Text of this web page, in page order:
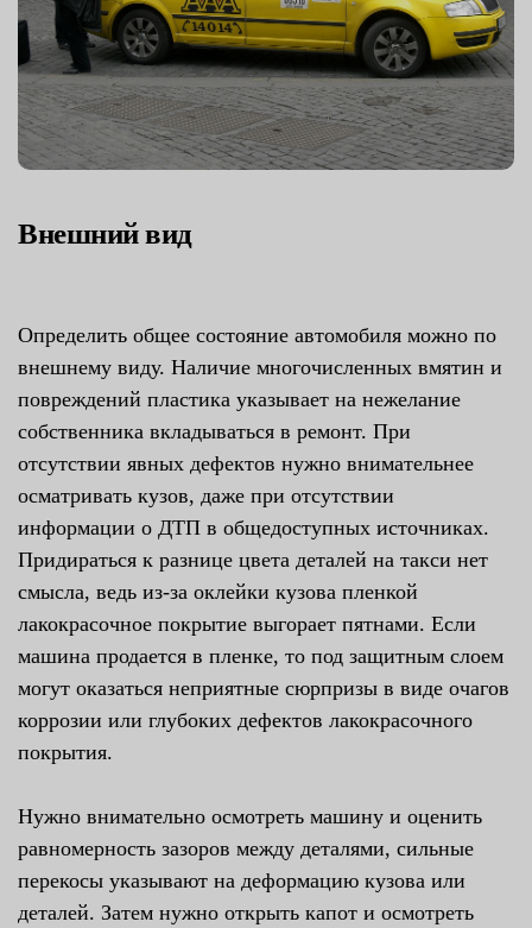
Внешний вид
Определить общее состояние автомобиля можно по
внешнему виду. Наличие многочисленных вмятин и
повреждений пластика указывает на нежелание
собственника вкладываться в ремонт. При
отсутствии явных дефектов нужно внимательнее
осматривать кузов, даже при отсутствии
информации о ДТП в общедоступных источниках.
Придираться к разнице цвета деталей на такси нет
смысла, ведь из-за оклейки кузова пленкой
лакокрасочное покрытие выгорает пятнами. Если
машина продается в пленке, то под защитным слоем
могут оказаться неприятные сюрпризы в виде очагов
коррозии или глубоких дефектов лакокрасочного
покрытия.
Нужно внимательно осмотреть машину и оценить
равномерность зазоров между деталями, сильные
перекосы указывают на деформацию кузова или
деталей. Затем нужно открыть капот и осмотреть